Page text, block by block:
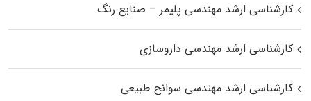
کارشناسی ارشد مهندسی پلیمر – صنایع رنگ
کارشناسی ارشد مهندسی داروسازی
کارشناسی ارشد مهندسی سوانح طبیعی